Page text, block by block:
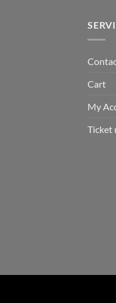
Cart
My
Ticket